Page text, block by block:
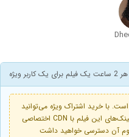
برای یک کاربر ویژه
با خرید اشتراک ویژه می‌توانید
هر 2 ساعت یک‌بار درخواست همگام‌سازی لینک‌های این فیلم با CDN اختصاصی
آن دسترسی خواهید داشت